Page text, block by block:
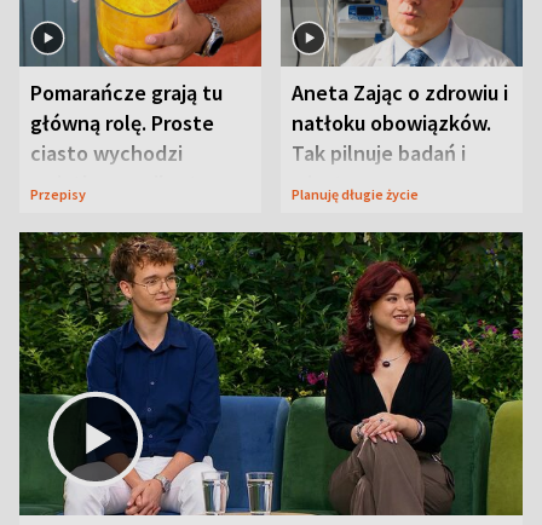
Pomarańcze grają tu
główną rolę. Proste
ciasto wychodzi
wyjątkowo wilgotne
Przepisy
Aneta Zając o zdrowiu i
natłoku obowiązków.
Tak pilnuje badań i
wizyt
Planuję długie życie